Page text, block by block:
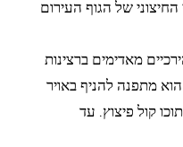
של הגוף העירום
מאדימים ברצינות
מתפנה להניף באויר
קול פיצוץ. עד